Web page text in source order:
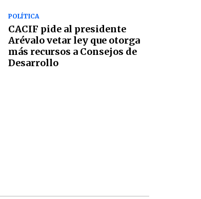
POLÍTICA
CACIF pide al presidente
Arévalo vetar ley que otorga
más recursos a Consejos de
Desarrollo